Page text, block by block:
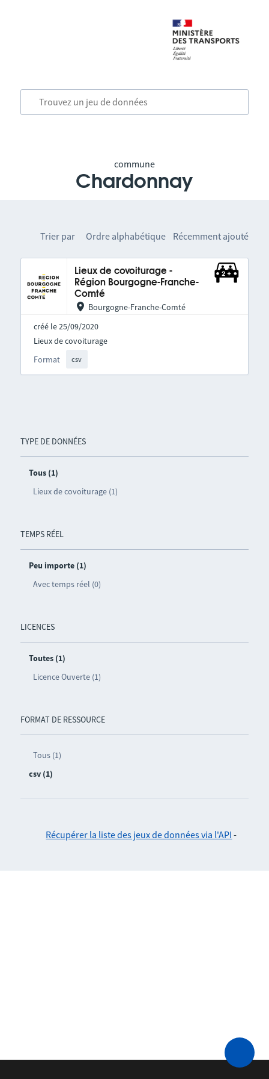
commune
Chardonnay
TYPE DE DONNÉES
Tous (1)
Lieux de covoiturage (1)
TEMPS RÉEL
Peu importe (1)
Avec temps réel (0)
LICENCES
Toutes (1)
Licence Ouverte (1)
FORMAT DE RESSOURCE
Tous (1)
csv (1)
Trier par Ordre alphabétique Récemment ajouté
Lieux de covoiturage -
Région Bourgogne-Franche-
Comté
Bourgogne-Franche-Comté
créé le 25/09/2020
Format csv
Lieux de covoiturage
Récupérer la liste des jeux de données via l'API -